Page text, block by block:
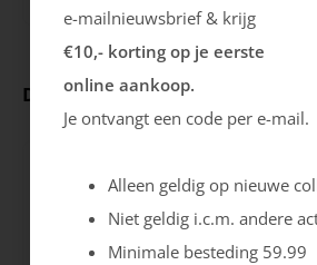
Deze producten ga je leuk
e-mailnieuwsbrief & krijg
€10,- korting op je eerste
online aankoop.
Je ontvangt een code per e-mail.
Alleen geldig op nieuwe
Niet geldig i.c.m. andere
Minimale besteding 59.99